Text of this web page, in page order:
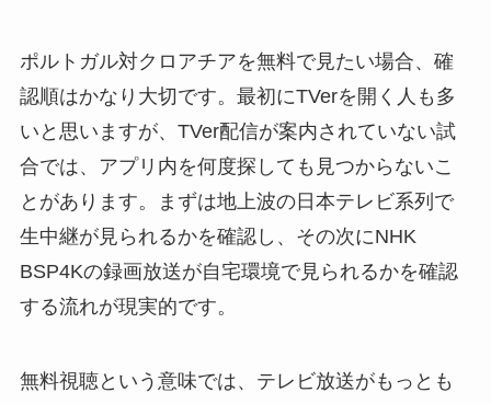
ポルトガル対クロアチアを無料で見たい場合、確
認順はかなり大切です。最初にTVerを開く人も多
いと思いますが、TVer配信が案内されていない試
合では、アプリ内を何度探しても見つからないこ
とがあります。まずは地上波の日本テレビ系列で
生中継が見られるかを確認し、その次にNHK
BSP4Kの録画放送が自宅環境で見られるかを確認
する流れが現実的です。
無料視聴という意味では、テレビ放送がもっとも